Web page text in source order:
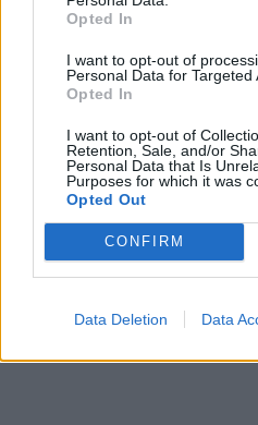
Opted In
I want to opt-out of
Personal Data for Targeted
Opted In
I want to opt-out of
Retention, Sale, and/or
Personal Data that Is
Purposes for which it was
Opted Out
CONFIRM
Data Deletion Data